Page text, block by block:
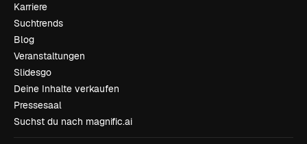
Karriere
Suchtrends
Blog
Veranstaltungen
Slidesgo
Deine Inhalte verkaufen
Pressesaal
Suchst du nach magnific.ai